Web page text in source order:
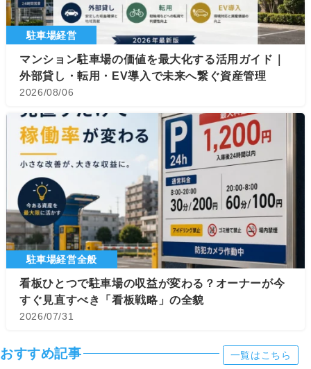
駐車場経営
マンション駐車場の価値を最大化する活用ガイド｜
外部貸し・転用・EV導入で未来へ繋ぐ資産管理
2026/08/06
駐車場経営全般
看板ひとつで駐車場の収益が変わる？オーナーが今
すぐ見直すべき「看板戦略」の全貌
2026/07/31
おすすめ記事 一覧はこちら